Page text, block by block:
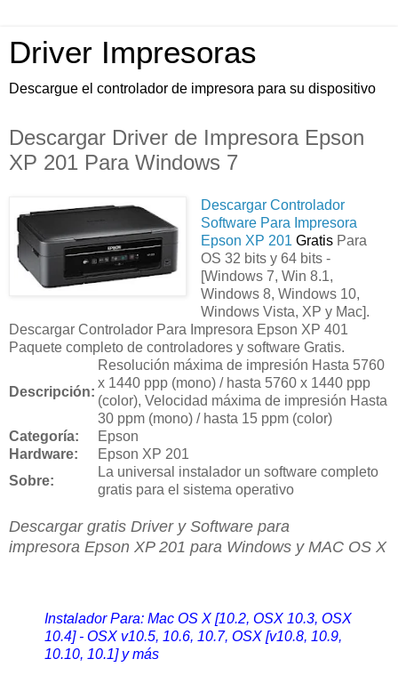
Driver Impresoras
Descargue el controlador de impresora para su dispositivo
Descargar Driver de Impresora Epson
XP 201 Para Windows 7
Descargar Controlador
Software Para Impresora
Epson XP 201 GratisPara
OS 32 bits y 64 bits -
[Windows 7, Win 8.1,
Windows 8, Windows 10,
Windows Vista, XP y Mac].
Descargar Controlador Para Impresora Epson XP 401
Paquete completo de controladores y software Gratis.
Descripción:
Resolución máxima de impresión Hasta 5760
x 1440 ppp (mono) / hasta 5760 x 1440 ppp
(color), Velocidad máxima de impresión Hasta
30 ppm (mono) / hasta 15 ppm (color)
Categoría:
Epson
Hardware:
Epson XP 201
Sobre:
La universal instalador un software completo
gratis para el sistema operativo
Descargar gratis Driver y Software para
impresora Epson XP 201 para Windows y MAC OS X
Instalador Para: Mac OS X [10.2, OSX 10.3, OSX
10.4] - OSX v10.5, 10.6, 10.7, OSX [v10.8, 10.9,
10.10, 10.1] y más